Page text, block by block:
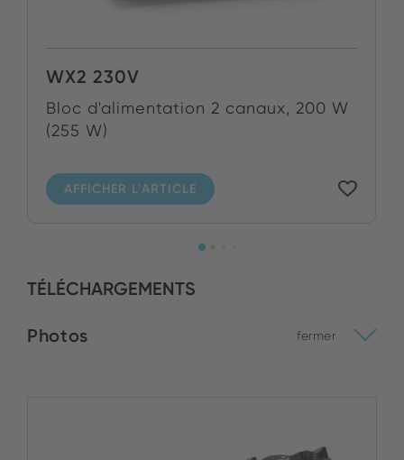
WX2 230V
Bloc d'alimentation 2 canaux, 200 W
(255 W)
AFFICHER L'ARTICLE
TÉLÉCHARGEMENTS
Photos fermer